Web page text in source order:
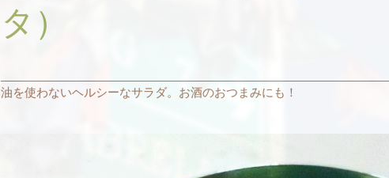
タ）
油を使わないヘルシーなサラダ。お酒のおつまみにも！